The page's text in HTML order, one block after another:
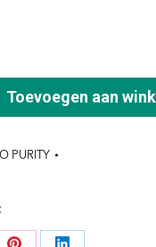
Toevoegen aan
PURITY